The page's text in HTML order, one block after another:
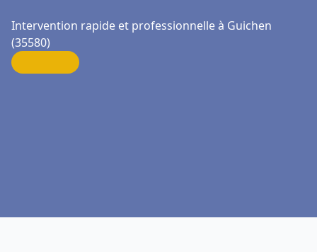
Intervention rapide et professionnelle à Guichen
(35580)